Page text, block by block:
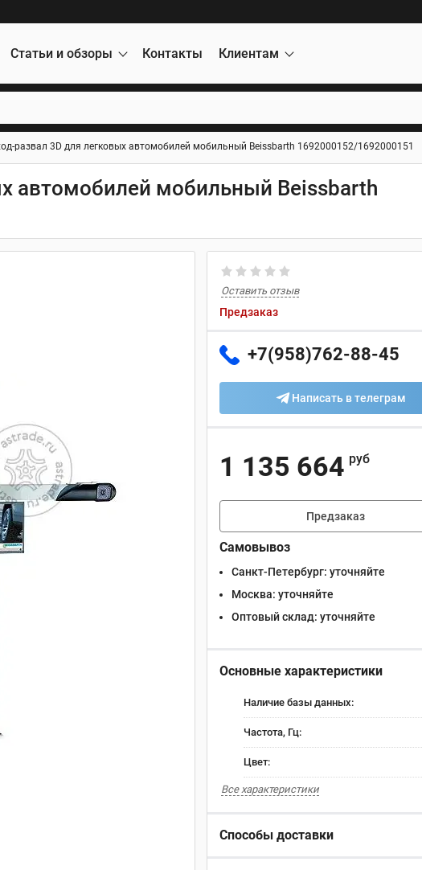
Статьи и обзоры Контакты Клиентам
развал 3D для легковых автомобилей мобильный Beissbarth 1692000152/1692000151
автомобилей мобильный Beissbarth
Оставить отзыв
Предзаказ
+7(958)762-88-45
Написать в телеграм
1 135 664 руб
Предзаказ
Самовывоз
Санкт-Петербург: уточняйте
Москва: уточняйте
Оптовый склад: уточняйте
Основные характеристики
Наличие базы данных:
Частота, Гц:
Цвет:
Все характеристики
Способы доставки